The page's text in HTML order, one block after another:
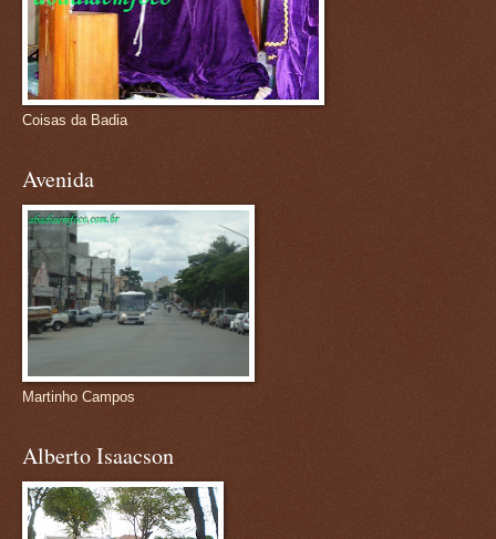
Coisas da Badia
Avenida
Martinho Campos
Alberto Isaacson